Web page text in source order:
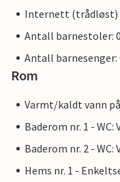
Internett (trådløst)
Antall barnestoler: 0
Antall barnesenger:
Rom
Varmt/kaldt vann
Baderom nr. 1 -
Baderom nr. 2 -
Hems nr. 1 -